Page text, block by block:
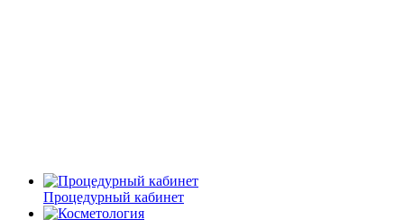
Процедурный кабинет